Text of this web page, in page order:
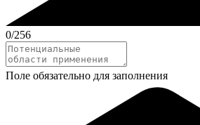
0/256
Поле обязательно для заполнения